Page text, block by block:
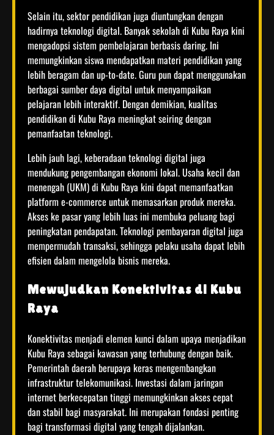
Selain itu, sektor pendidikan juga diuntungkan dengan
hadirnya teknologi digital. Banyak sekolah di Kubu Raya kini
mengadopsi sistem pembelajaran berbasis daring. Ini
memungkinkan siswa mendapatkan materi pendidikan yang
lebih beragam dan up-to-date. Guru pun dapat menggunakan
berbagai sumber daya digital untuk menyampaikan
pelajaran lebih interaktif. Dengan demikian, kualitas
pendidikan di Kubu Raya meningkat seiring dengan
pemanfaatan teknologi.
Lebih jauh lagi, keberadaan teknologi digital juga
mendukung pengembangan ekonomi lokal. Usaha kecil dan
menengah (UKM) di Kubu Raya kini dapat memanfaatkan
platform e-commerce untuk memasarkan produk mereka.
Akses ke pasar yang lebih luas ini membuka peluang bagi
peningkatan pendapatan. Teknologi pembayaran digital juga
mempermudah transaksi, sehingga pelaku usaha dapat lebih
efisien dalam mengelola bisnis mereka.
Mewujudkan Konektivitas di Kubu
Raya
Konektivitas menjadi elemen kunci dalam upaya menjadikan
Kubu Raya sebagai kawasan yang terhubung dengan baik.
Pemerintah daerah berupaya keras mengembangkan
infrastruktur telekomunikasi. Investasi dalam jaringan
internet berkecepatan tinggi memungkinkan akses cepat
dan stabil bagi masyarakat. Ini merupakan fondasi penting
bagi transformasi digital yang tengah dijalankan.